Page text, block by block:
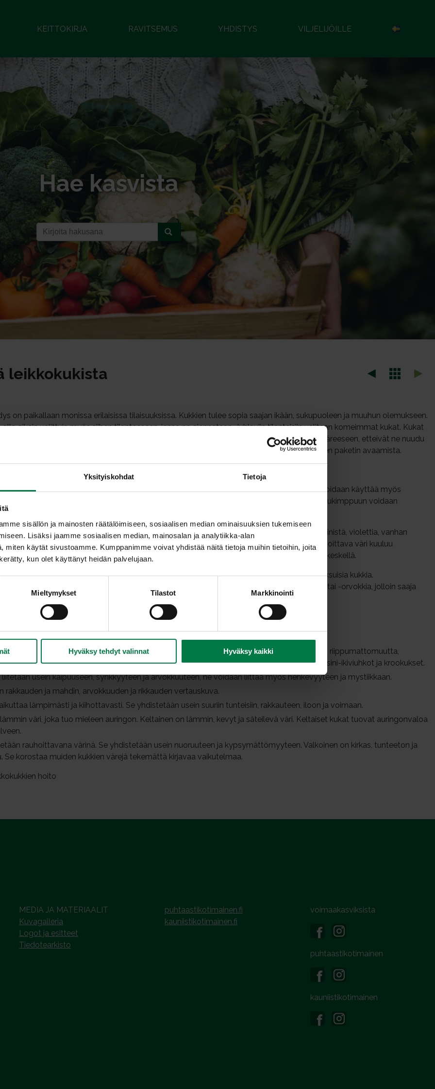
Yksityiskohdat Tietoja
sisällön ja mainosten räätälöimiseen, sosiaalisen median ominaisuuksien tukemiseen
Lisäksi jaamme sosiaalisen median, mainosalan ja analytiikka-alan
miten käytät sivustoamme. Kumppanimme voivat yhdistää näitä tietoja muihin tietoihin, joita
kun olet käyttänyt heidän palvelujaan.
Mieltymykset Tilastot Markkinointi
Hyväksy tehdyt valinnat Hyväksy kaikki
KEITTOKIRJA RAVITSEMUS YHDISTYS VILJELIJÖILLE
Hae kasvista
leikkokukista
on paikallaan monissa erilaisissa tilaisuuksissa. Kukkien tulee sopia saajan ikään, sukupuoleen ja muuhun olemukseen.
olla oikein valittuja myös siihen tilanteeseen, jossa ne ojennetaan. Juhlaviin tilanteisiin valitaan komeimmat kukat. Kukat
ilman käärettä, poikkeuksena ovat ylioppilasruusut, jotka on usein pakattu läpinäkyvään kääreeseen, etteivät ne nuudu
pääsyä. Jos kukkia on kuljetettu kauan kylmässä, niiden annetaan lämmitä jonkin aikaa ennen paketin avaamista.
arvostetaan eri tavalla. Ruusu on vakiintunut yleisimmäksi onnittelukukaksi. Ruusun tilalla voidaan käyttää myös
värisiä ja näyttäviä kukkia kuten gerberaa, iiriksiä, liljoja, orvokkeja ja tuoksuherneitä tai ruusukimppuun voidaan
kauneutta korostavia kukkia, kuten freesiaa, ikiviuhkoa tai harsokukkaa.
viemällä tai lähettämällä kukkia, voidaan käyttää kaikkia hillityn värisiä kukkia, sinistä, violettia, vanhan
keltaistakin, ei kuitenkaan räikeitä oranssinvärisiä tai kirkkaanpunaisia kukkia. Valkoinen, rauhoittava väri kuuluu
mutta toisinaan sitä käytetään jo liikaa. Kodissa kaivataan väriä surunkin keskellä.
allergikoille vietävissä kukissa tulisi välttää voimakkaasti siitepölyä erittäviä ja voimakastuoksuisia kukkia.
voidaan valita hyväntuoksuisia kukkia, kuten freesiaa, ruusua, syreenejä, tuoksuhernettä tai -orvokkia, jolloin saaja
hyvästä tuoksusta.
viestinsä
otetaan huomioon eri värien vaikutus mielialoihin ja tunnelmaan.
pidetään rauhoittavana, viileänä ja valoisana. Se on miehinen väri, jonka sanotaan kuvaavan riippumattomuutta,
mutta myös kaipausta ja romantiikkaa. Sinisiä kukkia mm. iirikset, ruiskaunokit, sini-ikiviuhkot ja krookukset.
usein kaipuuseen, synkkyyteen ja arvokkuuteen, ne voidaan liittää myös henkevyyteen ja mystiikkaan.
rakkauden ja mahdin, arvokkuuden ja rikkauden vertauskuva.
lämpimästi ja kiihottavasti. Se yhdistetään usein suuriin tunteisiin, rakkauteen, iloon ja voimaan.
väri, joka tuo mieleen auringon. Keltainen on lämmin, kevyt ja säteilevä väri. Keltaiset kukat tuovat auringonvaloa
rauhoittavana värinä. Se yhdistetään usein nuoruuteen ja kypsymättömyyteen. Valkoinen on kirkas, tunteeton ja
Se korostaa muiden kukkien värejä tekemättä kirjavaa vaikutelmaa.
hoito
MEDIA JA MATERIAALIT
Kuvagalleria
Logot ja esitteet
Tiedotearkisto
puhtaastikotimainen.fi
kauniistikotimainen.fi
voimaakasviksista
puhtaastikotimainen
kauniistikotimainen